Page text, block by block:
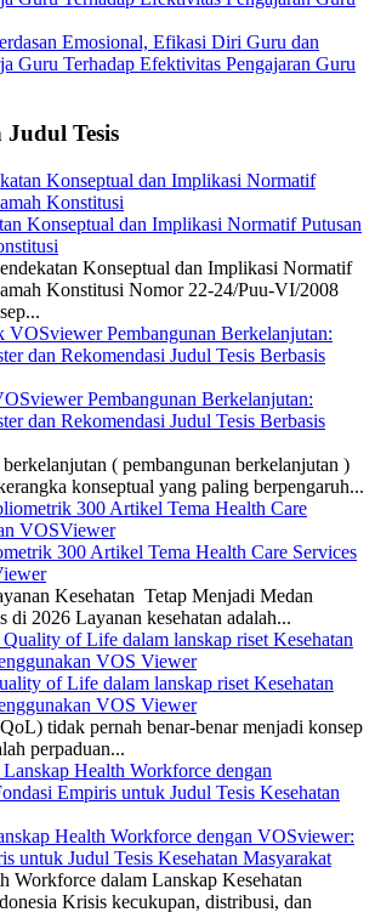
Emosional, Efikasi Diri Guru dan
Guru Terhadap Efektivitas Pengajaran Guru
Tesis
Konseptual dan Implikasi Normatif Putusan
Konseptual dan Implikasi Normatif
Konstitusi Nomor 22-24/Puu-VI/2008
Pembangunan Berkelanjutan:
dan Rekomendasi Judul Tesis Berbasis
( pembangunan berkelanjutan )
konseptual yang paling berpengaruh...
300 Artikel Tema Health Care Services
Kesehatan Tetap Menjadi Medan
di 2026 Layanan kesehatan adalah...
of Life dalam lanskap riset Kesehatan
VOS Viewer
tidak pernah benar-benar menjadi konsep
perpaduan...
Health Workforce dengan VOSviewer:
untuk Judul Tesis Kesehatan Masyarakat
Workforce dalam Lanskap Kesehatan
Krisis kecukupan, distribusi, dan